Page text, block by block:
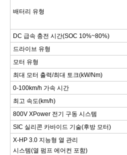
배터리 유형
DC 급속 충전 시간(SOC 10%~80%)
드라이브 유형
모터 유형
최대 모터 출력/최대 토크(kW/Nm)
0-100km/h 가속 시간
최고 속도(km/h)
800V XPower 전기 구동 시스템
SIC 실리콘 카바이드 기술(후방 모터)
X-HP 3.0 지능형 열 관리
시스템(열 펌프 에어컨 포함)